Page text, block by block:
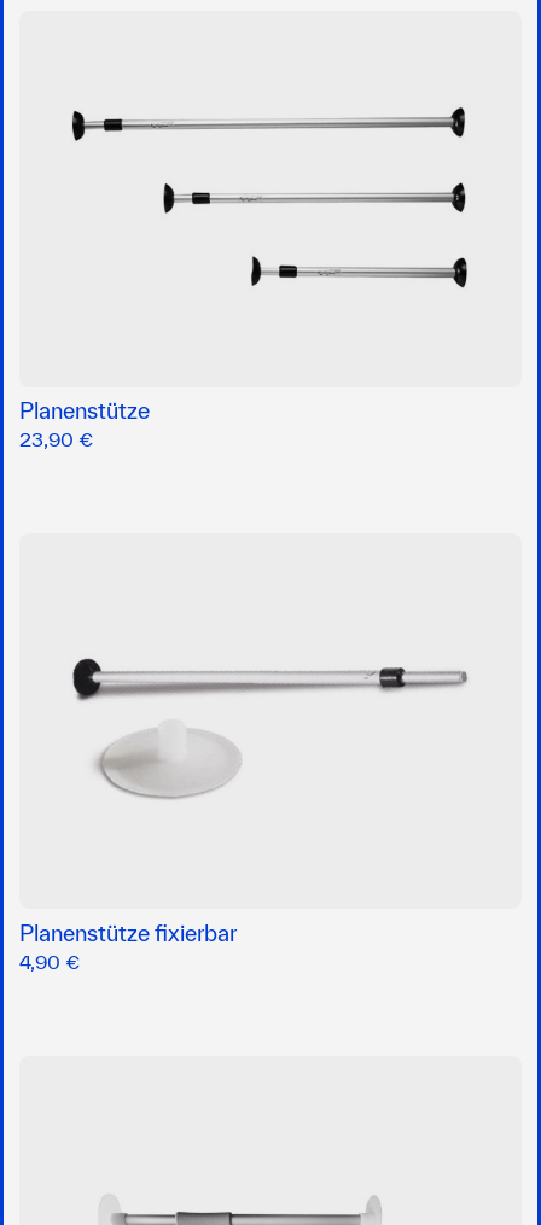
Planenstütze
23,90 €
Planenstütze fixierbar
4,90 €